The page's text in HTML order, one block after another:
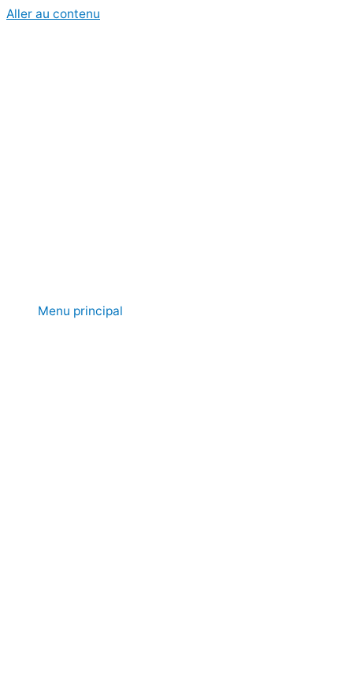
Aller au contenu
Menu principal